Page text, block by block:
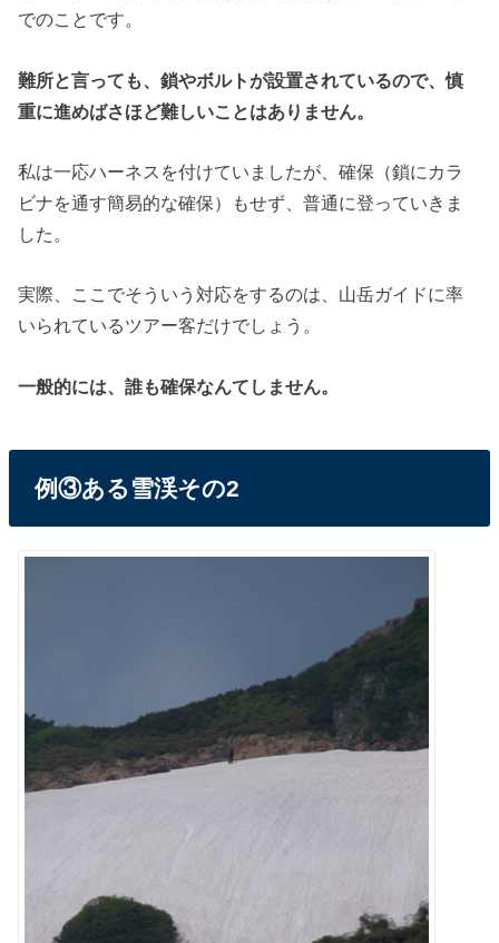
でのことです。
難所と言っても、鎖やボルトが設置されているので、慎
重に進めばさほど難しいことはありません。
私は一応ハーネスを付けていましたが、確保（鎖にカラ
ビナを通す簡易的な確保）もせず、普通に登っていきま
した。
実際、ここでそういう対応をするのは、山岳ガイドに率
いられているツアー客だけでしょう。
一般的には、誰も確保なんてしません。
例③ある雪渓その2